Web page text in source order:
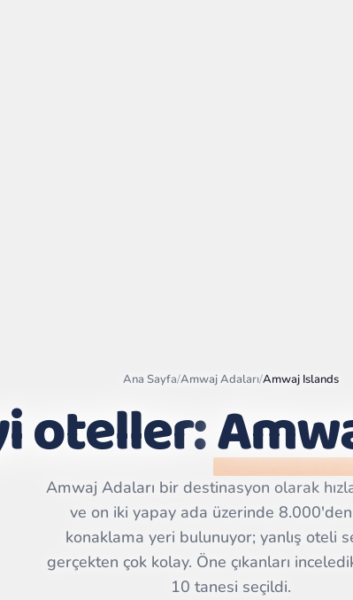
©
contributors | ©
CARTO
Ana Sayfa/Amwaj Adaları/Amwaj Islands
oteller:
Amwaj Adaları bir destinasyon olarak
ve on iki yapay ada üzerinde
konaklama yeri bulunuyor; yanlış oteli
gerçekten çok kolay. Öne çıkanları
10 tanesi seçildi.